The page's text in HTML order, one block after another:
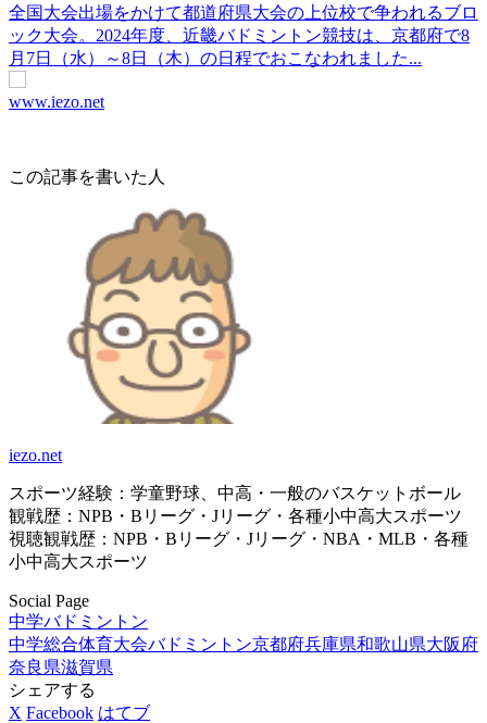
全国大会出場をかけて都道府県大会の上位校で争われるブロ
ック大会。2024年度、近畿バドミントン競技は、京都府で8
月7日（水）～8日（木）の日程でおこなわれました...
www.iezo.net
この記事を書いた人
iezo.net
スポーツ経験：学童野球、中高・一般のバスケットボール
観戦歴：NPB・Bリーグ・Jリーグ・各種小中高大スポーツ
視聴観戦歴：NPB・Bリーグ・Jリーグ・NBA・MLB・各種
小中高大スポーツ
Social Page
中学バドミントン
中学総合体育大会バドミントン京都府兵庫県和歌山県大阪府
奈良県滋賀県
シェアする
X Facebook はてブ